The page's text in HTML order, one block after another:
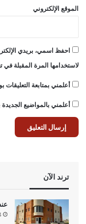
الموقع الإلكتروني
احفظ اسمي، بريدي
لاستخدامها المرة المقبلة في
أعلمني بمتابعة التعليقات
أعلمني بالمواضيع الجديدة
ترند الآن
4